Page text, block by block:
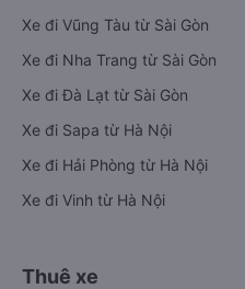
Xe đi Vũng Tàu từ Sài Gòn
Xe đi Nha Trang từ Sài Gòn
Xe đi Đà Lạt từ Sài Gòn
Xe đi Sapa từ Hà Nội
Xe đi Hải Phòng từ Hà Nội
Xe đi Vinh từ Hà Nội
Thuê xe